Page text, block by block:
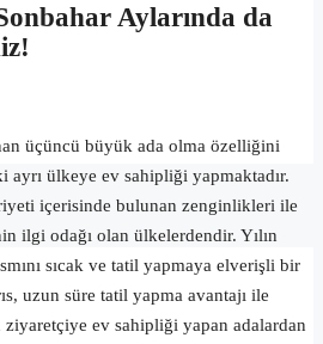
Aylarında da
üçüncü büyük ada olma özelliğini
ayrı ülkeye ev sahipliği yapmaktadır.
içerisinde bulunan zenginlikleri ile
ilgi odağı olan ülkelerdendir. Yılın
sıcak ve tatil yapmaya elverişli bir
uzun süre tatil yapma avantajı ile
ziyaretçiye ev sahipliği yapan adalardan